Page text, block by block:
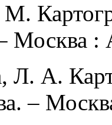
Москва :
Л. А.
–